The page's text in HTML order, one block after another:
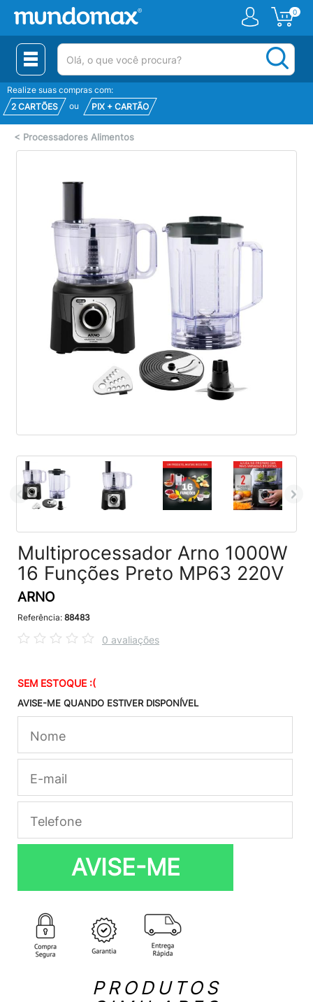
0
(pesquisar)
Realize suas compras com:
2 CARTÕES
ou PIX + CARTÃO
< Processadores Alimentos
Multiprocessador Arno 1000W
16 Funções Preto MP63 220V
ARNO
Referência: 88483
0 avaliações
SEM ESTOQUE :(
AVISE-ME QUANDO ESTIVER DISPONÍVEL
AVISE-ME
PRODUTOS